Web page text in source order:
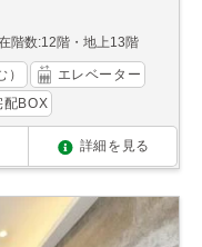
階数:12階・地上13階
エレベーター
配BOX
詳細を見る